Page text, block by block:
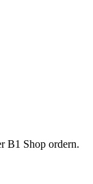
B1 Shop ordern.